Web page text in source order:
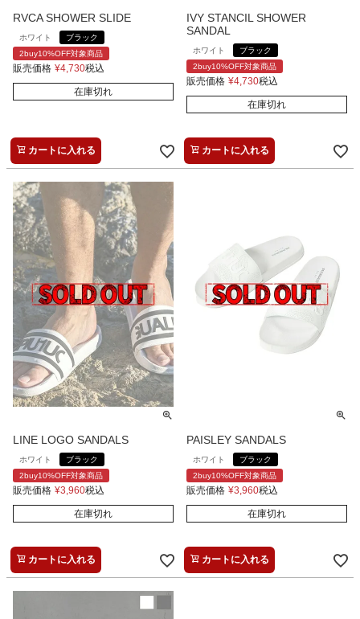
RVCA SHOWER SLIDE
ホワイト
ブラック
2buy10%OFF対象商品
販売価格 ¥4,730税込
在庫切れ
カートに入れる
IVY STANCIL SHOWER
SANDAL
ホワイト
ブラック
2buy10%OFF対象商品
販売価格 ¥4,730税込
在庫切れ
カートに入れる
LINE LOGO SANDALS
ホワイト
ブラック
2buy10%OFF対象商品
販売価格 ¥3,960税込
在庫切れ
カートに入れる
PAISLEY SANDALS
ホワイト
ブラック
2buy10%OFF対象商品
販売価格 ¥3,960税込
在庫切れ
カートに入れる